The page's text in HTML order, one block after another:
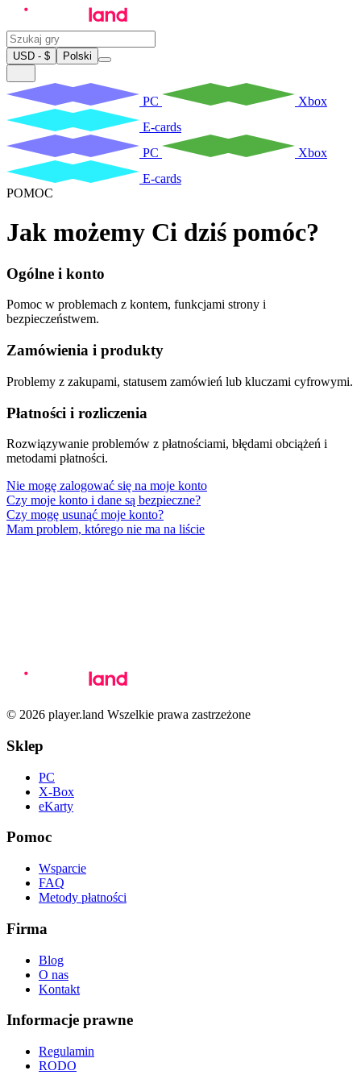
USD - $ Polski
PC
Xbox
E-cards
PC
Xbox
E-cards
POMOC
Jak możemy Ci dziś pomóc?
Ogólne i konto
Pomoc w problemach z kontem, funkcjami strony i
bezpieczeństwem.
Zamówienia i produkty
Problemy z zakupami, statusem zamówień lub kluczami cyfrowymi.
Płatności i rozliczenia
Rozwiązywanie problemów z płatnościami, błędami obciążeń i
metodami płatności.
Nie mogę zalogować się na moje konto
Czy moje konto i dane są bezpieczne?
Czy mogę usunąć moje konto?
Mam problem, którego nie ma na liście
© 2026 player.land Wszelkie prawa zastrzeżone
Sklep
PC
X-Box
eKarty
Pomoc
Wsparcie
FAQ
Metody płatności
Firma
Blog
O nas
Kontakt
Informacje prawne
Regulamin
RODO